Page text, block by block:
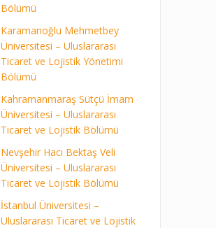
Bölümü
Karamanoğlu Mehmetbey
Üniversitesi – Uluslararası
Ticaret ve Lojistik Yönetimi
Bölümü
Kahramanmaraş Sütçü İmam
Üniversitesi – Uluslararası
Ticaret ve Lojistik Bölümü
Nevşehir Hacı Bektaş Veli
Üniversitesi – Uluslararası
Ticaret ve Lojistik Bölümü
İstanbul Üniversitesi –
Uluslararası Ticaret ve Lojistik